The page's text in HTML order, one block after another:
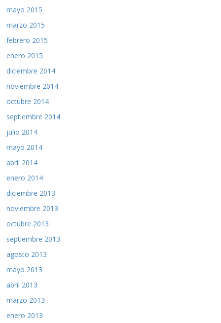
mayo 2015
marzo 2015
febrero 2015
enero 2015
diciembre 2014
noviembre 2014
octubre 2014
septiembre 2014
julio 2014
mayo 2014
abril 2014
enero 2014
diciembre 2013
noviembre 2013
octubre 2013
septiembre 2013
agosto 2013
mayo 2013
abril 2013
marzo 2013
enero 2013